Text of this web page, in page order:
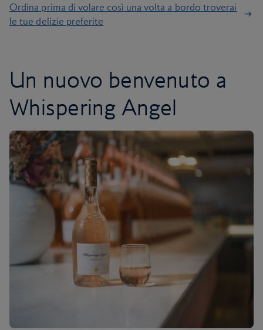
Ordina prima di volare così una volta a bordo troverai
le tue delizie preferite
Un nuovo benvenuto a
Whispering Angel